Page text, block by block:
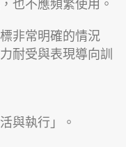
也不應頻繁使用。
非常明確的情況
耐受與表現導向訓
與執行」。